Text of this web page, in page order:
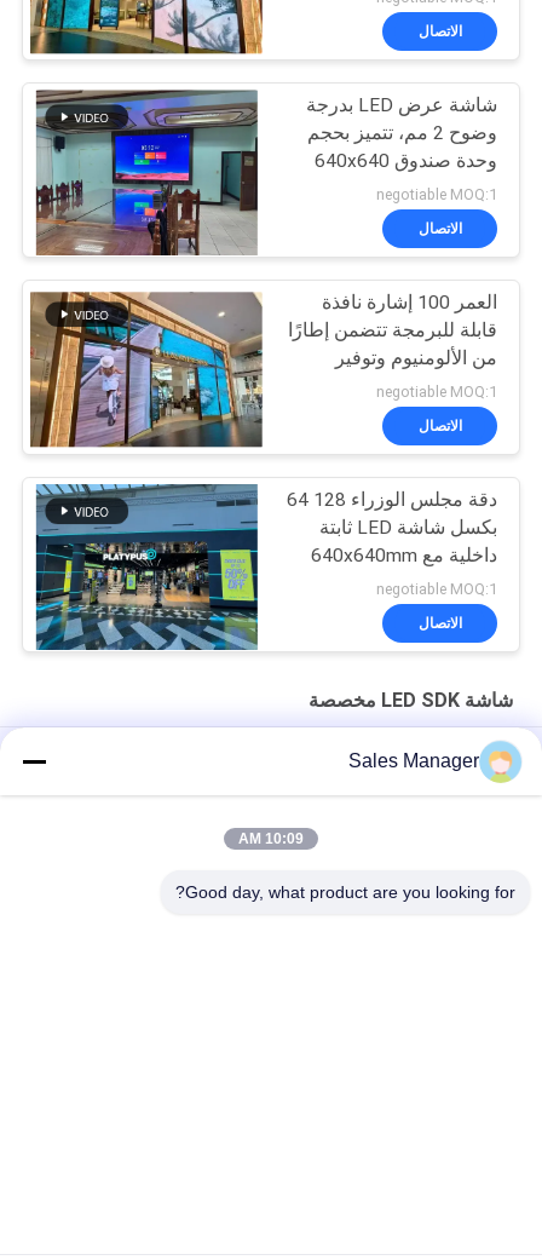
لافتات رقمية عالية
السطوع
الاتصال
شاشة عرض LED بدرجة
وضوح 2 مم، تتميز بحجم
وحدة صندوق 640x640
مم، مثالية لشاشات الفيديو
الداخلية وشاشات
المعلومات.
negotiable MOQ:1
الاتصال
العمر 100 إشارة نافذة
قابلة للبرمجة تتضمن إطارًا
من الألومنيوم وتوفير
خيارات عرض رقمية مرنة
للمساحات التجارية
negotiable MOQ:1
الاتصال
دقة مجلس الوزراء 128 64
بكسل شاشة LED ثابتة
داخلية مع 640x640mm
حجم مربع وحدة زاوية
اختيارية
negotiable MOQ:1
الاتصال
شاشة LED SDK مخصصة
P5 مخصصة SDK شاشة LED SMD2121 LED لوحة لافتة مع حامل
شاشة LED P3 RGB Cube مع إشارات LED رقمية خارجية لوحدة GOB
Sales Manager
10:09 AM
Good day, what product are you looking for?